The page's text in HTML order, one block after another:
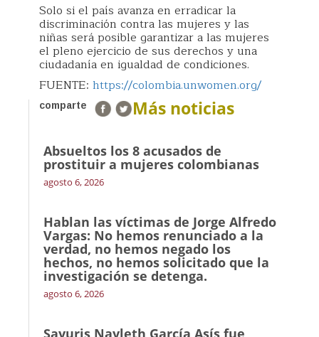
Solo si el país avanza en erradicar la
discriminación contra las mujeres y las
niñas será posible garantizar a las mujeres
el pleno ejercicio de sus derechos y una
ciudadanía en igualdad de condiciones.
FUENTE: https://colombia.unwomen.org/
comparte Más noticias
Absueltos los 8 acusados de
prostituir a mujeres colombianas
agosto 6, 2026
Hablan las víctimas de Jorge Alfredo
Vargas: No hemos renunciado a la
verdad, no hemos negado los
hechos, no hemos solicitado que la
investigación se detenga.
agosto 6, 2026
Sayuris Nayleth García Asís fue